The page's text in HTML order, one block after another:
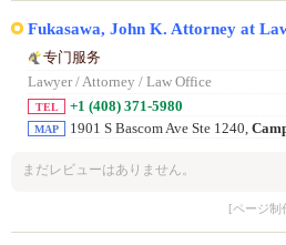
Fukasawa, John K. Attorney at
专门服务
Lawyer / Attorney / Law Office
TEL +1 (408) 371-5980
MAP 1901 S Bascom Ave Ste 1240,
まだレビューはありません。
[ページ制